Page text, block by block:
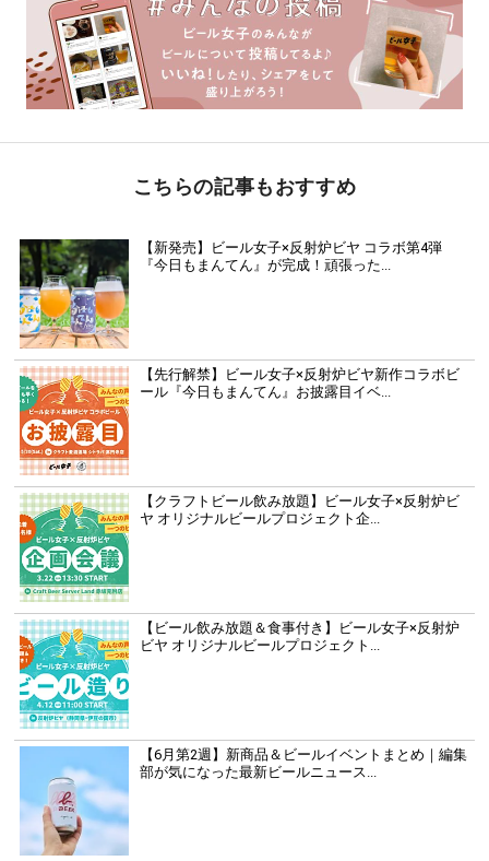
こちらの記事もおすすめ
【新発売】ビール女子×反射炉ビヤ コラボ第4弾
『今日もまんてん』が完成！頑張った...
【先行解禁】ビール女子×反射炉ビヤ新作コラボビ
ール『今日もまんてん』お披露目イベ...
【クラフトビール飲み放題】ビール女子×反射炉ビ
ヤ オリジナルビールプロジェクト企...
【ビール飲み放題＆食事付き】ビール女子×反射炉
ビヤ オリジナルビールプロジェクト...
【6月第2週】新商品＆ビールイベントまとめ｜編集
部が気になった最新ビールニュース...